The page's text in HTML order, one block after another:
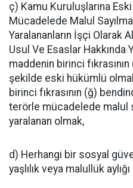
ç) Kamu Kuruluşlarına
Mücadelede Malul
Yaralananların İşçi Olarak
Usul Ve Esaslar
maddenin birinci fıkrasının
şekilde eski hükümlü
birinci fıkrasının (ğ)
terörle mücadelede malul
yaralanan olmak,
d) Herhangi bir sosyal
yaşlılık veya malullük